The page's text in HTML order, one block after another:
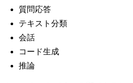
質問応答
テキスト分類
会話
コード生成
推論